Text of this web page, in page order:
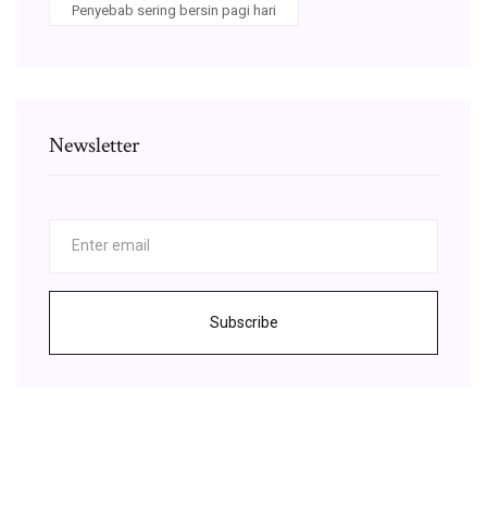
Penyebab sering bersin pagi hari
Newsletter
Subscribe